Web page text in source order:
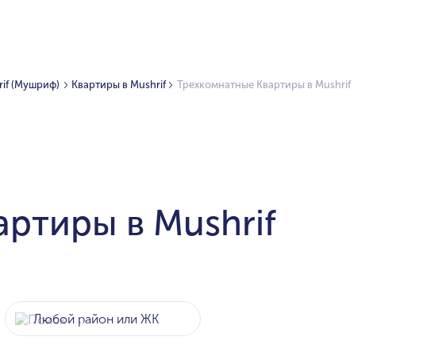
(Мушриф) Квартиры в Mushrif Трехкомнатные Квартиры в Mushrif
в Mushrif